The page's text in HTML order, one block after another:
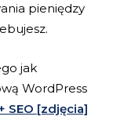
pieniędzy
jak
WordPress
SEO [zdjęcia]